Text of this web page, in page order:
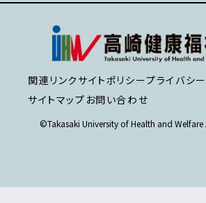
関連リンク サイトポリシープライバシ
サイトマップ お問い合わせ
©Takasaki University of Health and Welfare